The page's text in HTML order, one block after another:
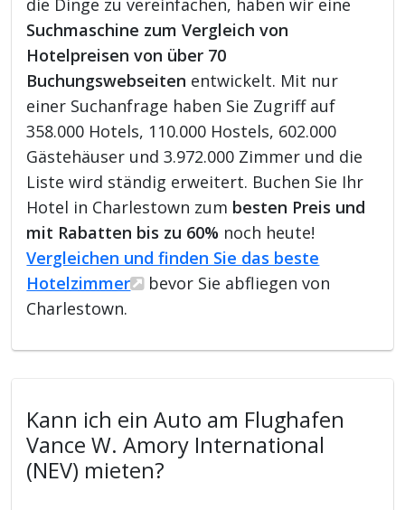
Suchmaschine zum Vergleich von
Hotelpreisen von über 70
Buchungswebseiten entwickelt. Mit nur
einer Suchanfrage haben Sie Zugriff auf
358.000 Hotels, 110.000 Hostels, 602.000
Gästehäuser und 3.972.000 Zimmer und die
Liste wird ständig erweitert. Buchen Sie Ihr
Hotel in Charlestown zum besten Preis und
mit Rabatten bis zu 60% noch heute!
Vergleichen und finden Sie das beste
Hotelzimmer
bevor Sie abfliegen von
Charlestown.
Kann ich ein Auto am Flughafen
Vance W. Amory International
(NEV) mieten?